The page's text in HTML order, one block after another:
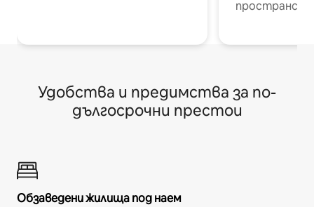
Удобства и предимства за по-
дългосрочни престои
Обзаведени жилища под наем